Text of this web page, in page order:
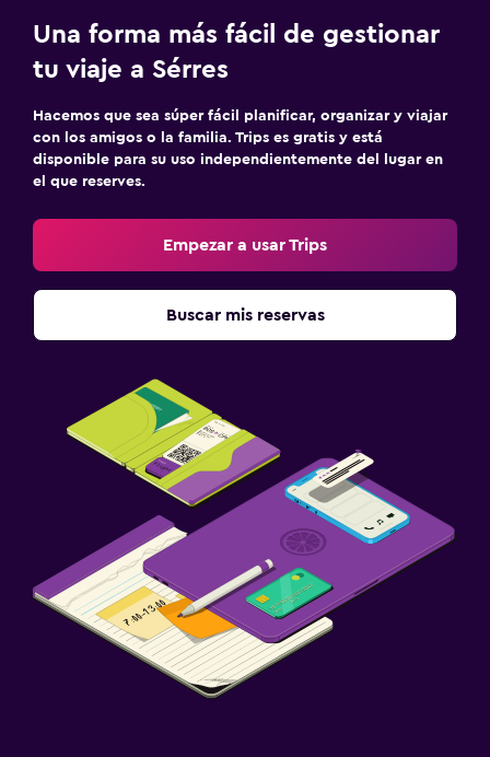
Una forma más fácil de gestionar
tu viaje a Sérres
Hacemos que sea súper fácil planificar, organizar y viajar
con los amigos o la familia. Trips es gratis y está
disponible para su uso independientemente del lugar en
el que reserves.
Empezar a usar Trips
Buscar mis reservas